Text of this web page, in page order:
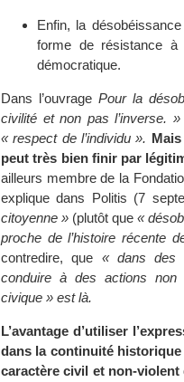
Enfin, la
forme de résistance à
démocratique.
Dans l’ouvragePour la
civilité et non pas l’inverse. »
« respect de l’individu ».
peut très bien finir par
ailleurs membre de la
explique dans Politis (7
citoyenne » (plutôt que «
proche de l’histoire récente
contredire, que « dans des
conduire à des actions non
civique » est là.
L’avantage d’utiliser
dans la continuité
caractère civil et non-violent